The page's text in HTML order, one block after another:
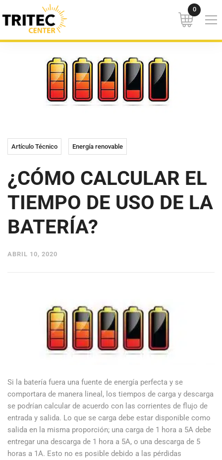
Artículo Técnico Energía renovable
¿CÓMO CALCULAR EL
TIEMPO DE USO DE LA
BATERÍA?
ABRIL 10, 2020
Si la batería fuera una fuente de energía perfecta y se
comportara de manera lineal, los tiempos de carga y descarga
se podrían calcular de acuerdo con las corrientes de flujo de
entrada y salida. Lo que se carga debe estar disponible como
salida en la misma proporción; una carga de 1 hora a 5A debe
entregar una descarga de 1 hora a 5A, o una descarga de 5
horas a 1A. Esto no es posible debido a las pérdidas